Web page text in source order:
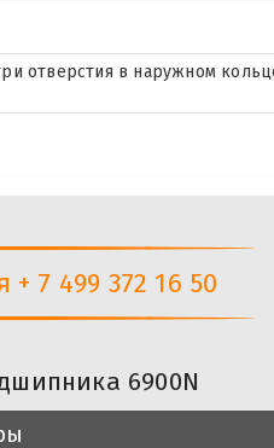
отверстия в наружном
7 499 372 16 50
6900N